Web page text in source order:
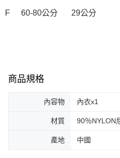
F 60-80公分 29公
商品規格
內容物 內衣x1
材質 90％NYLON
產地 中國